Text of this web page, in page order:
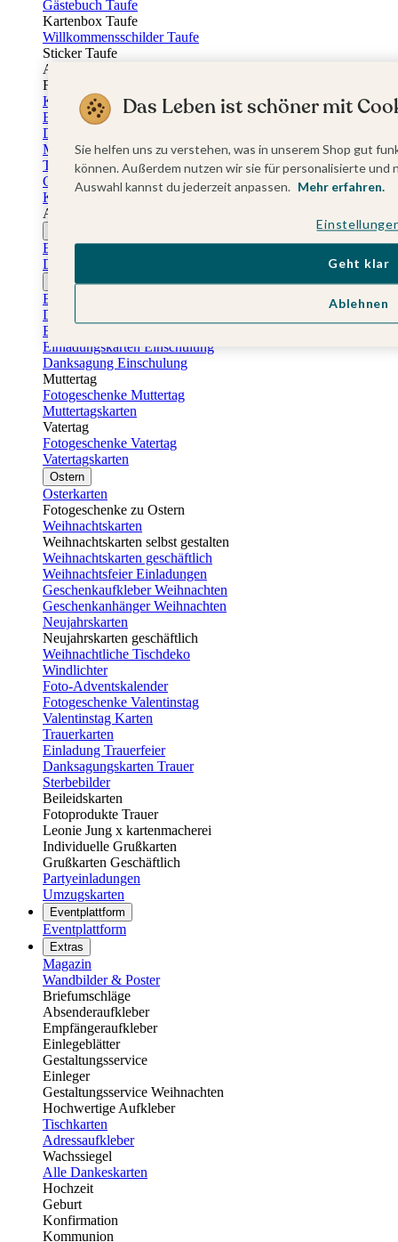
Gästebuch Taufe
Kartenbox Taufe
Willkommensschilder Taufe
Sticker Taufe
Absenderaufkleber Taufe
Fotobuch Taufe
Konfirmationskarten
Einladungskarten Konfirmation
Danksagung Konfirmation
Menükarten Konfirmation
Tischkarten Konfirmation
Gästebuch Konfirmation
Kerzen Konfirmation
Aufkleber zum Anlass Ihres Kindes
Einladungskarten Firmung
Dankeskarten Firmung
Jugendweihekarten
Einladungskarten Jugendweihe
Dankeskarten Jugendweihe
Einschulungskarten
Einladungskarten Einschulung
Danksagung Einschulung
Muttertag
Fotogeschenke Muttertag
Muttertagskarten
Vatertag
Fotogeschenke Vatertag
Vatertagskarten
Ostern
Osterkarten
Fotogeschenke zu Ostern
Weihnachtskarten
Weihnachtskarten selbst gestalten
Weihnachtskarten geschäftlich
Weihnachtsfeier Einladungen
Geschenkaufkleber Weihnachten
Geschenkanhänger Weihnachten
Neujahrskarten
Neujahrskarten geschäftlich
Weihnachtliche Tischdeko
Windlichter
Foto-Adventskalender
Fotogeschenke Valentinstag
Valentinstag Karten
Trauerkarten
Einladung Trauerfeier
Danksagungskarten Trauer
Sterbebilder
Beileidskarten
Fotoprodukte Trauer
Leonie Jung x kartenmacherei
Individuelle Grußkarten
Grußkarten Geschäftlich
Partyeinladungen
Umzugskarten
Eventplattform
Eventplattform
Extras
Magazin
Wandbilder & Poster
Briefumschläge
Absenderaufkleber
Empfängeraufkleber
Einlegeblätter
Gestaltungsservice
Einleger
Gestaltungsservice Weihnachten
Hochwertige Aufkleber
Tischkarten
Adressaufkleber
Wachssiegel
Alle Dankeskarten
Hochzeit
Geburt
Konfirmation
Kommunion
Das Leben ist schöner mit
Sie helfen uns zu verstehen, was in unserem Shop gut
können. Außerdem nutzen wir sie für personalisierte
Auswahl kannst du jederzeit anpassen. Mehr erfahren.
Ablehnen
Geht klar